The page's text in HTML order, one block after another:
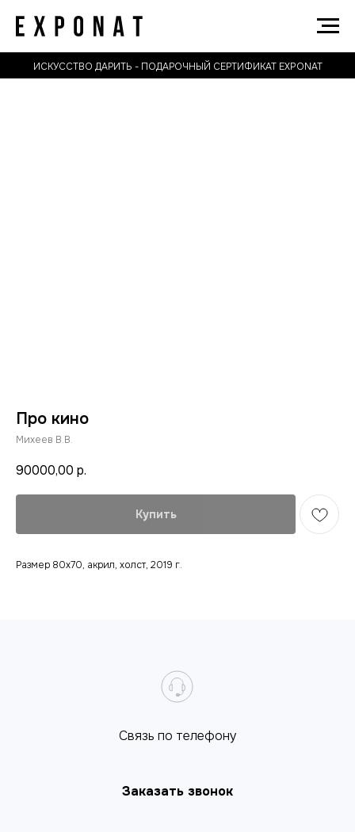
ИСКУССТВО ДАРИТЬ - ПОДАРОЧНЫЙ СЕРТИФИКАТ EXPONAT
Про кино
Михеев В.В.
90000,00 р.
Купить
Размер 80х70, акрил, холст, 2019 г.
Cвязь по телефону
Заказать звонок